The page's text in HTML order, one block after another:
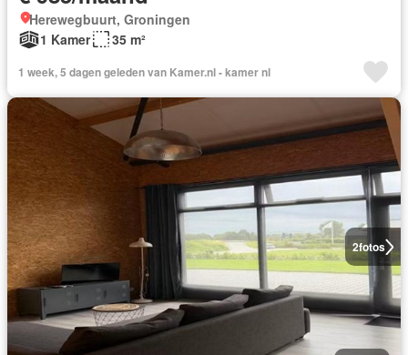
Herewegbuurt, Groningen
1 Kamer
35 m²
1 week, 5 dagen geleden van Kamer.nl - kamer nl
2fotos